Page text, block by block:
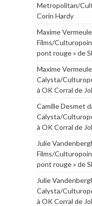
Metropolitan/
Corin Hardy
Maxime
Films/
pont rouge » de
Maxime
Calysta/
à OK Corral de
Camille Desmet
Calysta/
à OK Corral de
Julie
Films/
pont rouge » de
Julie
Calysta/
à OK Corral de